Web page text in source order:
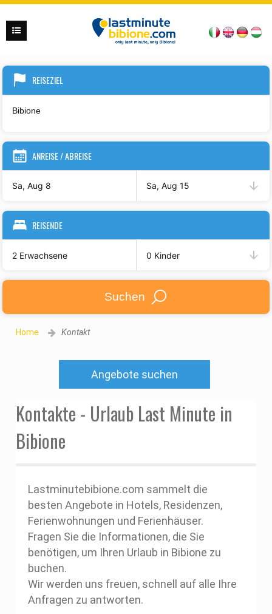
REISEZIEL
ANREISE / ABREISE
Sa, Aug 8 Sa, Aug 15
REISENDE
2 Erwachsene 0 Kinder
Suchen
Home Kontakt
Angebote suchen
Kontakte - Urlaub Last Minute in
Bibione
Lastminutebibione.com sammelt die
besten Angebote in Hotels, Residenzen,
Ferienwohnungen und Ferienhäuser.
Fragen Sie die Informationen, die Sie
benötigen, um Ihren Urlaub in Bibione zu
buchen.
Wir werden uns freuen, schnell auf alle Ihre
Anfragen zu antworten.